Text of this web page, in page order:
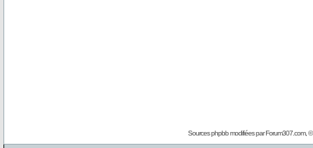
Sources phpbb modifiées parForum307.com, ©